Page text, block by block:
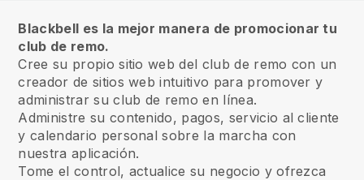
Blackbell es la mejor manera de promocionar tu
club de remo.
Cree su propio sitio web del club de remo con un
creador de sitios web intuitivo para promover y
administrar su club de remo en línea.
Administre su contenido, pagos, servicio al cliente
y calendario personal sobre la marcha con
nuestra aplicación.
Tome el control, actualice su negocio y ofrezca